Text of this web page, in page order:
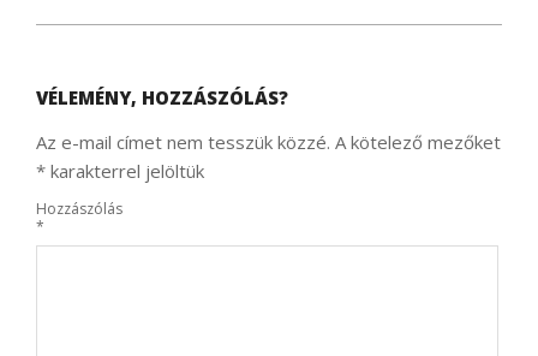
VÉLEMÉNY, HOZZÁSZÓLÁS?
Az e-mail címet nem tesszük közzé. A kötelező mezőket
* karakterrel jelöltük
Hozzászólás
*